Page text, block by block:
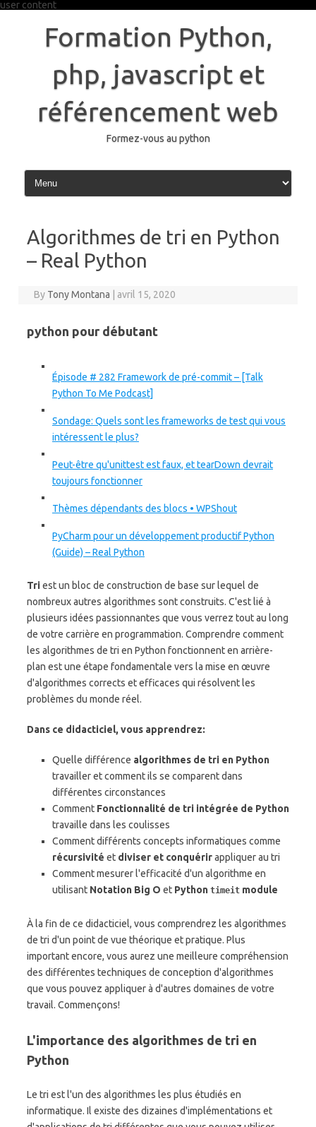
user content
contentFormation Python,
php, javascript et
référencement web
Formez-vous au python
Algorithmes de tri en Python
– Real Python
By Tony Montana avril 15, 2020
python pour débutant
Épisode # 282 Framework de pré-commit – [Talk
Python To Me Podcast]
Sondage: Quels sont les frameworks de test qui vous
intéressent le plus?
Peut-être qu'unittest est faux, et tearDown devrait
toujours fonctionner
Thèmes dépendants des blocs • WPShout
PyCharm pour un développement productif Python
(Guide) – Real Python
Triest un bloc de construction de base sur lequel de
nombreux autres algorithmes sont construits. C'est lié à
plusieurs idées passionnantes que vous verrez tout au long
de votre carrière en programmation. Comprendre comment
les algorithmes de tri en Python fonctionnent en arrière-
plan est une étape fondamentale vers la mise en œuvre
d'algorithmes corrects et efficaces qui résolvent les
problèmes du monde réel.
Dans ce didacticiel, vous apprendrez:
Quelle différence algorithmes de tri en Python
travailler et comment ils se comparent dans
différentes circonstances
Comment Fonctionnalité de tri intégrée de Python
travaille dans les coulisses
Comment différents concepts informatiques comme
récursivité et diviser et conquérirappliquer au tri
Comment mesurer l'efficacité d'un algorithme en
utilisant Notation Big O et Python timeit module
À la fin de ce didacticiel, vous comprendrez les algorithmes
de tri d'un point de vue théorique et pratique. Plus
important encore, vous aurez une meilleure compréhension
des différentes techniques de conception d'algorithmes
que vous pouvez appliquer à d'autres domaines de votre
travail. Commençons!
L'importance des algorithmes de tri en
Python
Le tri est l'un des algorithmes les plus étudiés en
informatique. Il existe des dizaines d'implémentations et